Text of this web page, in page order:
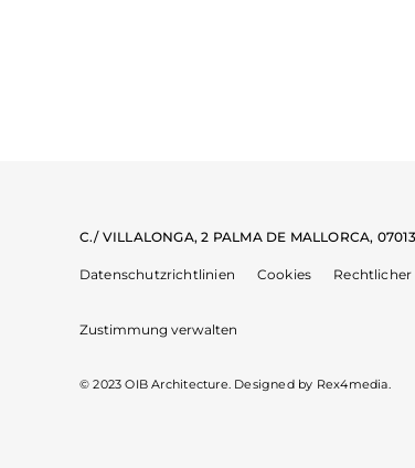
C./ VILLALONGA, 2 PALMA DE MALLORCA,
Datenschutzrichtlinien Cookies Rechtlicher
Zustimmung verwalten
© 2023 OIB Architecture. Designed by Rex4media.